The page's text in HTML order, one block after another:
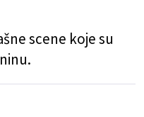
scene koje su